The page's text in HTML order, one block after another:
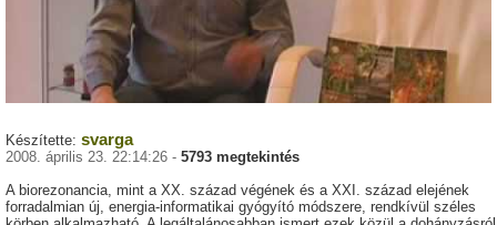
Készítette: svarga
2008. április 23. 22:14:26 - 5793 megtekintés
A biorezonancia, mint a XX. század végének és a XXI. század elejének
forradalmian új, energia-informatikai gyógyító módszere, rendkívül széles